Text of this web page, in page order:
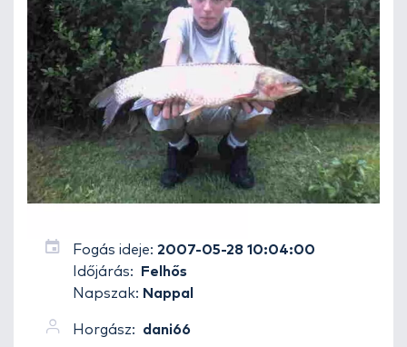
Fogás ideje: 2007-05-28 10:04:00
Időjárás:
Felhős
Napszak: Nappal
Horgász: dani66